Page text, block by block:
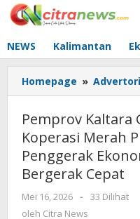
Lewati
ke
NEWS Kalimantan
Homepage »
Pemprov Kaltara
Koperasi Merah
Penggerak
Bergerak Cepat
Mei 16, 2026
oleh
Citra
-
33 Dilihat
oleh Citra News